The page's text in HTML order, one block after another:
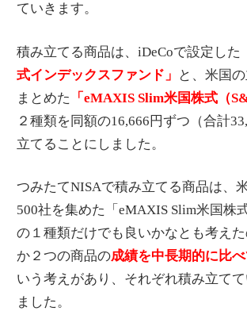
ていきます。
積み立てる商品は、iDeCoで設定した
式インデックスファンド」
と、米国
まとめた
「eMAXIS Slim米国株式（
２種類を同額の16,666円ずつ（合計
立てることにしました。
つみたてNISAで積み立てる商品は、
500社を集めた「eMAXIS Slim米国株
の１種類だけでも良いかなとも考え
か２つの商品の成績を中長期的に比
いう考えがあり、それぞれ積み立て
ました。